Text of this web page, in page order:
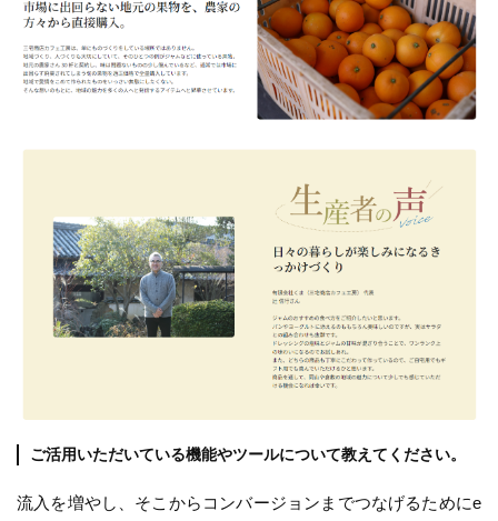
ご活用いただいている機能やツールについて教えてください。
流入を増やし、そこからコンバージョンまでつなげるためにe